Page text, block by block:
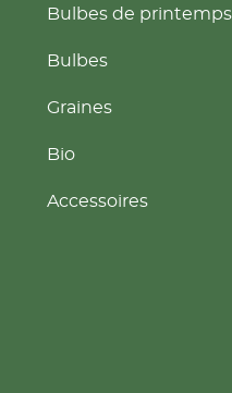
Bulbes de printemps
Bulbes
Graines
Bio
Accessoires